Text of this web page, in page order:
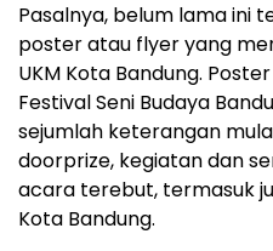
Pasalnya, belum lama ini
poster atau flyer yang
UKM Kota Bandung.
Festival Seni Budaya
sejumlah keterangan
doorprize, kegiatan dan
acara terebut, termasuk
Kota Bandung.